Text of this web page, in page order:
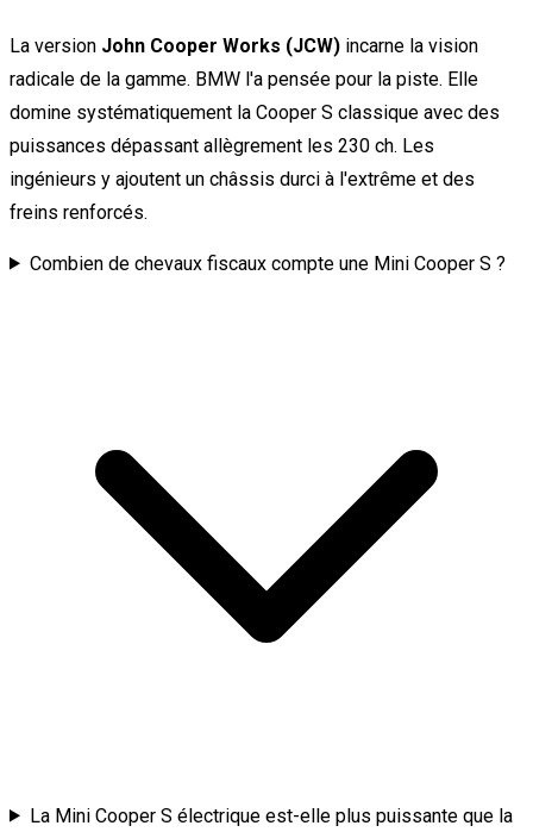
La version John Cooper Works (JCW) incarne la vision
radicale de la gamme. BMW l'a pensée pour la piste. Elle
domine systématiquement la Cooper S classique avec des
puissances dépassant allègrement les 230 ch. Les
ingénieurs y ajoutent un châssis durci à l'extrême et des
freins renforcés.
Combien de chevaux fiscaux compte une Mini Cooper S ?
La Mini Cooper S électrique est-elle plus puissante que la